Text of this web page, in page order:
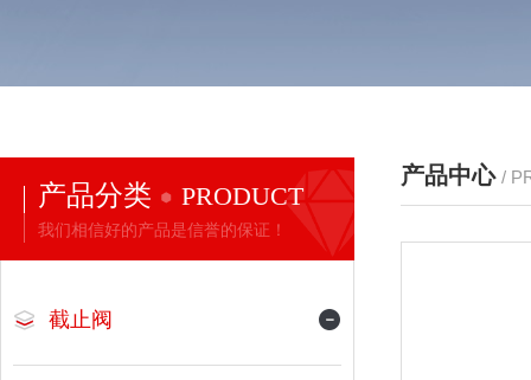
产品分类 PRODUCT
我们相信好的产品是信誉的保证！
截止阀
产品中心 /